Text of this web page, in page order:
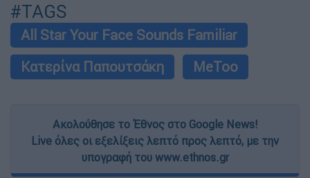
#TAGS
All Star Your Face Sounds Familiar
Κατερίνα Παπουτσάκη
MeToo
Ακολούθησε το Έθνος στο Google News!
Live όλες οι εξελίξεις λεπτό προς λεπτό, με την
υπογραφή του www.ethnos.gr